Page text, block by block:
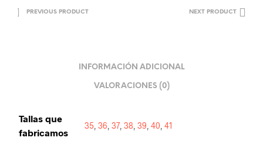
PREVIOUS PRODUCT NEXT PRODUCT
INFORMACIÓN ADICIONAL
VALORACIONES (0)
Tallas que
fabricamos
35 36 37 38 39 40 41